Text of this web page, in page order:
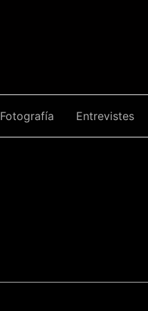
Fotografía Entrevistes